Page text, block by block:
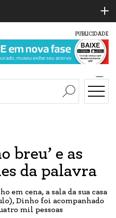
PUBLICIDADE
breu’ e as
da palavra
em cena, a sala da sua casa
Dinho foi acompanhado
mil pessoas